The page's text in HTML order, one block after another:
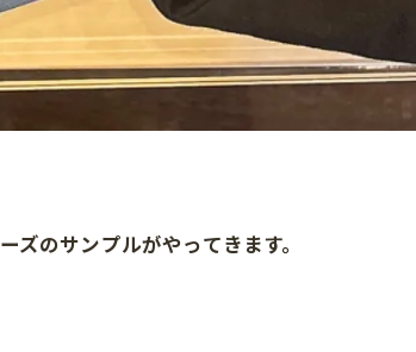
のサンプルがやってきます。